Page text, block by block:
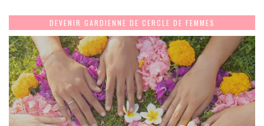
DEVENIR GARDIENNE DE CERCLE DE FEMMES